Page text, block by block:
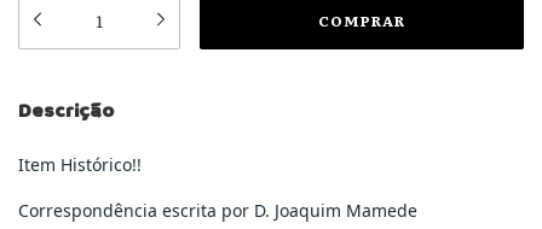
Descrição
Item Histórico!!
Correspondência escrita por D. Joaquim Mamede